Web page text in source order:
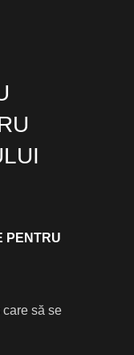
PENTRU
care să se